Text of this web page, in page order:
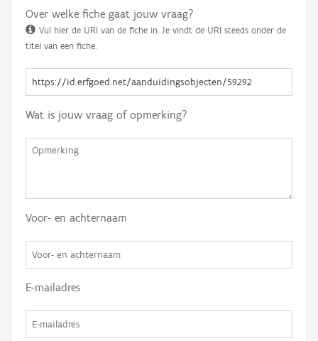
Over welke fiche gaat jouw vraag?
Vul hier de URI van de fiche in. Je vindt de URI steeds onder de
titel van een fiche.
Wat is jouw vraag of opmerking?
Voor- en achternaam
E-mailadres